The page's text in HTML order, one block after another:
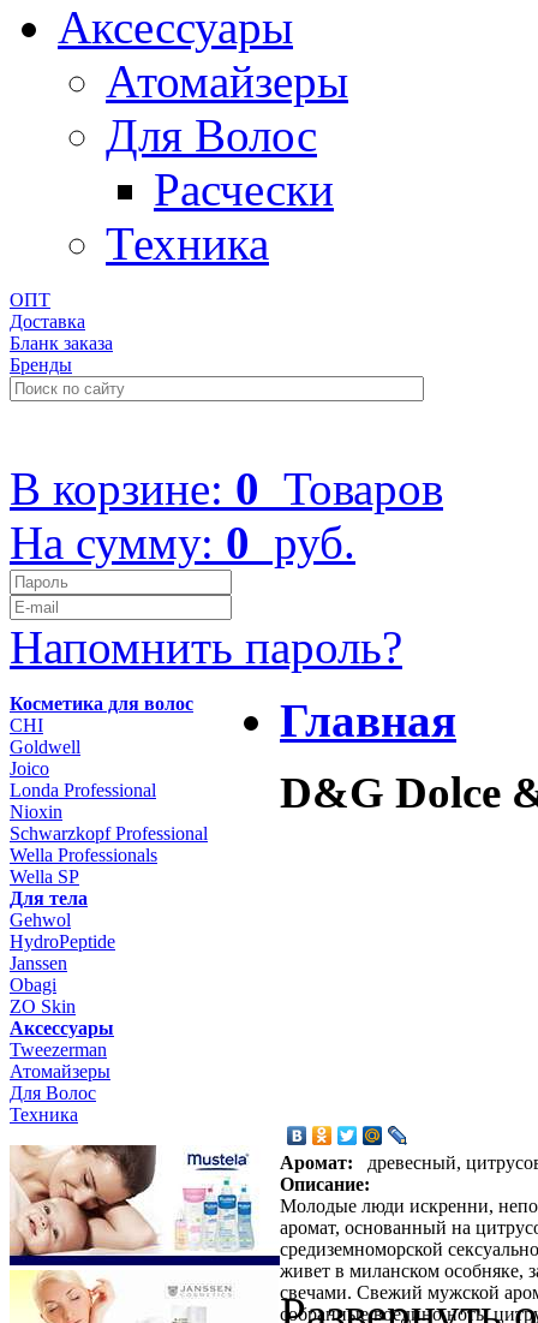
Aксессуары
Атомайзеры
Для Волос
Расчески
Техника
ОПТ
Доставка
Бланк заказа
Бренды
В корзине: 0 Товаров
На сумму: 0 руб.
Напомнить пароль?
Косметика для волос
CHI
Goldwell
Joico
Londa Professional
Nioxin
Schwarzkopf Professional
Wella Professionals
Wella SP
Для тела
Gehwol
HydroPeptide
Janssen
Obagi
ZO Skin
Aксессуары
Tweezerman
Атомайзеры
Для Волос
Техника
Главная
D&G Dolce
Аромат:
древесный,
Описание:
Молодые люди искренни,
аромат, основанный на
средиземноморской
живет в миланском
свечами. Свежий мужской
собранные воедино ноты